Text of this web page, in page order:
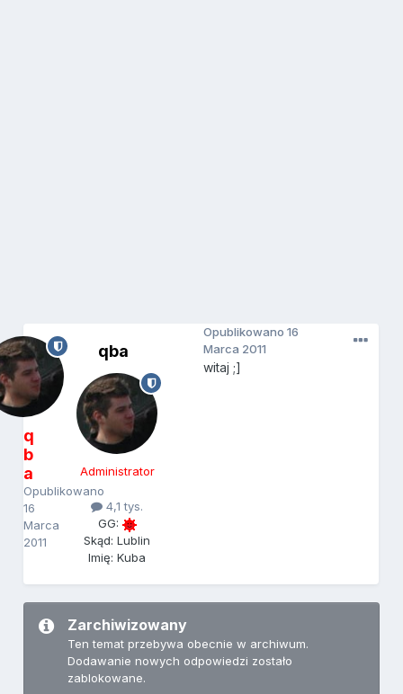
q
b
a
Opublikowano
16
Marca
2011
qba
Administrator
4,1 tys.
GG:
Skąd: Lublin
Imię: Kuba
Opublikowano16
Marca 2011
witaj ;]
Zarchiwizowany
Ten temat przebywa obecnie w archiwum.
Dodawanie nowych odpowiedzi zostało
zablokowane.